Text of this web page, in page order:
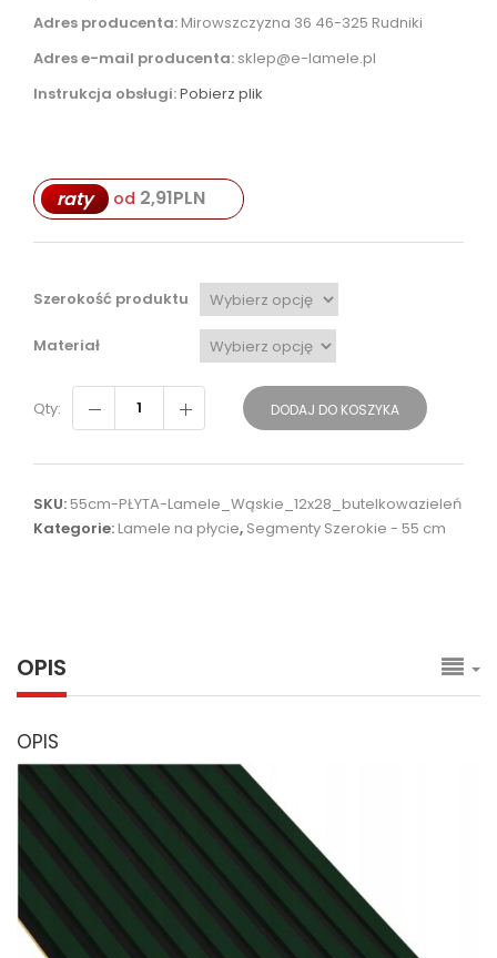
Adres producenta: Mirowszczyzna 36 46-325 Rudniki
Adres e-mail producenta: sklep@e-lamele.pl
Instrukcja obsługi:Pobierz plik
raty od 2,91PLN
Szerokość produktu
Materiał
Qty: DODAJ DO KOSZYKA
SKU: 55cm-PŁYTA-Lamele_Wąskie_12x28_butelkowazieleń
Kategorie: Lamele na płycie, Segmenty Szerokie - 55 cm
OPIS
OPIS